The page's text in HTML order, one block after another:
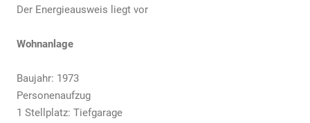
Der Energieausweis liegt vor
Wohnanlage
Baujahr: 1973
Personenaufzug
1 Stellplatz: Tiefgarage